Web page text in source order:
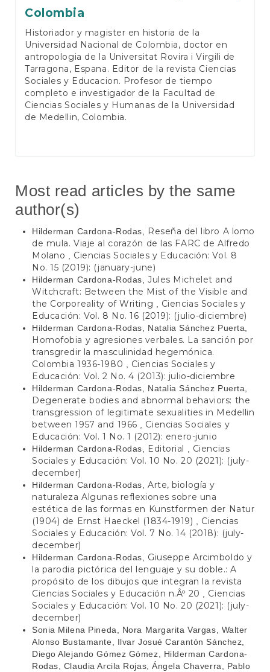
Colombia
Historiador y magister en historia de la
Universidad Nacional de Colombia, doctor en
antropologia de la Universitat Rovira i Virgili de
Tarragona, Espana. Editor de la revista Ciencias
Sociales y Educacion. Profesor de tiempo
completo e investigador de la Facultad de
Ciencias Sociales y Humanas de la Universidad
de Medellin, Colombia.
Most read articles by the same
author(s)
Hilderman Cardona-Rodas, Reseña del libro A lomo
de mula. Viaje al corazón de las FARC de Alfredo
Molano , Ciencias Sociales y Educación: Vol. 8
No. 15 (2019): (january-june)
Hilderman Cardona-Rodas, Jules Michelet and
Witchcraft: Between the Mist of the Visible and
the Corporeality of Writing , Ciencias Sociales y
Educación: Vol. 8 No. 16 (2019): (julio-diciembre)
Hilderman Cardona-Rodas, Natalia Sánchez Puerta,
Homofobia y agresiones verbales. La sanción por
transgredir la masculinidad hegemónica.
Colombia 1936-1980 , Ciencias Sociales y
Educación: Vol. 2 No. 4 (2013): julio-diciembre
Hilderman Cardona-Rodas, Natalia Sánchez Puerta,
Degenerate bodies and abnormal behaviors: the
transgression of legitimate sexualities in Medellin
between 1957 and 1966 , Ciencias Sociales y
Educación: Vol. 1 No. 1 (2012): enero-junio
Hilderman Cardona-Rodas, Editorial , Ciencias
Sociales y Educación: Vol. 10 No. 20 (2021): (july-
december)
Hilderman Cardona-Rodas, Arte, biología y
naturaleza Algunas reflexiones sobre una
estética de las formas en Kunstformen der Natur
(1904) de Ernst Haeckel (1834-1919) , Ciencias
Sociales y Educación: Vol. 7 No. 14 (2018): (july-
december)
Hilderman Cardona-Rodas, Giuseppe Arcimboldo y
la parodia pictórica del lenguaje y su doble.: A
propósito de los dibujos que integran la revista
Ciencias Sociales y Educación n.Âº 20 , Ciencias
Sociales y Educación: Vol. 10 No. 20 (2021): (july-
december)
Sonia Milena Pineda, Nora Margarita Vargas, Walter
Alonso Bustamante, Ilvar Josué Carantón Sánchez,
Diego Alejando Gómez Gómez, Hilderman Cardona-
Rodas, Claudia Arcila Rojas, Ángela Chaverra, Pablo